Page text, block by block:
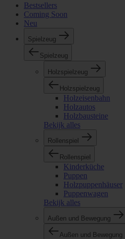
Bestsellers
Coming Soon
Neu
Spielzeug
Spielzeug
Holzspielzeug
Holzspielzeug
Holzeisenbahn
Holzautos
Holzbausteine
Bekijk alles
Rollenspiel
Rollenspiel
Kinderküche
Puppen
Holzpuppenhäuser
Puppenwagen
Bekijk alles
Außen und Bewegung
Außen und Bewegung